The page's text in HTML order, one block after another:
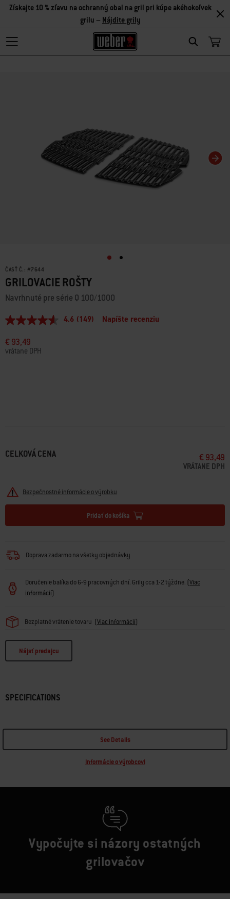
Search
Získajte 10 % zľavu na ochranný obal na gril pri kúpe akéhokoľvek
grilu – Nájdite grily
ČASŤ Č.: #7644
GRILOVACIE ROŠTY
Navrhnuté pre série Q 100/1000
4.6
5
hviezdičiek,
priemerná
4.6 (149) Napíšte recenziu
€ 93,49
vrátane DPH
CELKOVÁ CENA € 93,49
VRÁTANE DPH
Bezpečnostné informácie o výrobku
Pridať do košíka
Doprava zadarmo na všetky objednávky
Doručenie balíka do 6-9 pracovných dní. Grily cca 1-2 týždne. (Viac
informácií)
Bezplatné vrátenie tovaru (Viac informácií)
Nájsť predajcu
SPECIFICATIONS
See Details
Informácie o výrobcovi
Vypočujte si názory ostatných
grilovačov